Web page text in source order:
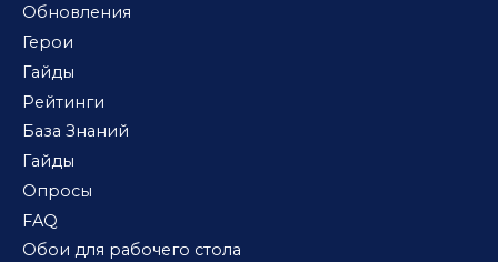
Обновления
Герои
Гайды
Рейтинги
База Знаний
Гайды
Опросы
FAQ
Обои для рабочего стола